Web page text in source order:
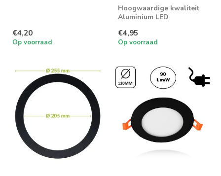
€4,20
Op voorraad
Hoogwaardige kwaliteit
Aluminium LED
lichtkleuren
€4,95
Op voorraad